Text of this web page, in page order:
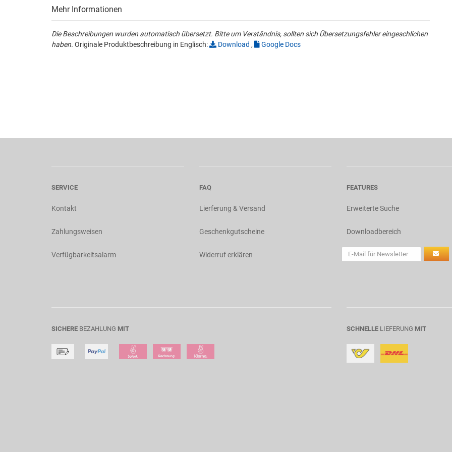
Mehr Informationen
Die Beschreibungen wurden automatisch übersetzt. Bitte um Verständnis, sollten sich Übersetzungsfehler eingeschlichen
haben. Originale Produktbeschreibung in Englisch: Download , Google Docs
SERVICE
Kontakt
Zahlungsweisen
Verfügbarkeitsalarm
FAQ
Lierferung & Versand
Geschenkgutscheine
Widerruf erklären
FEATURES
Erweiterte Suche
Downloadbereich
SICHERE BEZAHLUNG MIT SCHNELLE LIEFERUNG MIT